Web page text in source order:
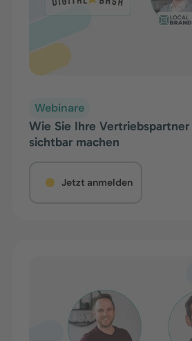
Webinare
Wie Sie Ihre
sichtbar machen
Jetzt anmelden